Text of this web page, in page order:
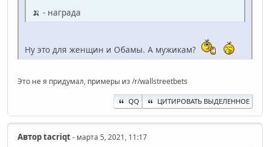
🍌 - награда
Ну это для женщин и Обамы. А мужикам?
Это не я придумал, примеры из /r/wallstreetbets
QQ ЦИТИРОВАТЬ ВЫДЕЛЕННОЕ
Авторta‍criqt- марта 5, 2021, 11:17